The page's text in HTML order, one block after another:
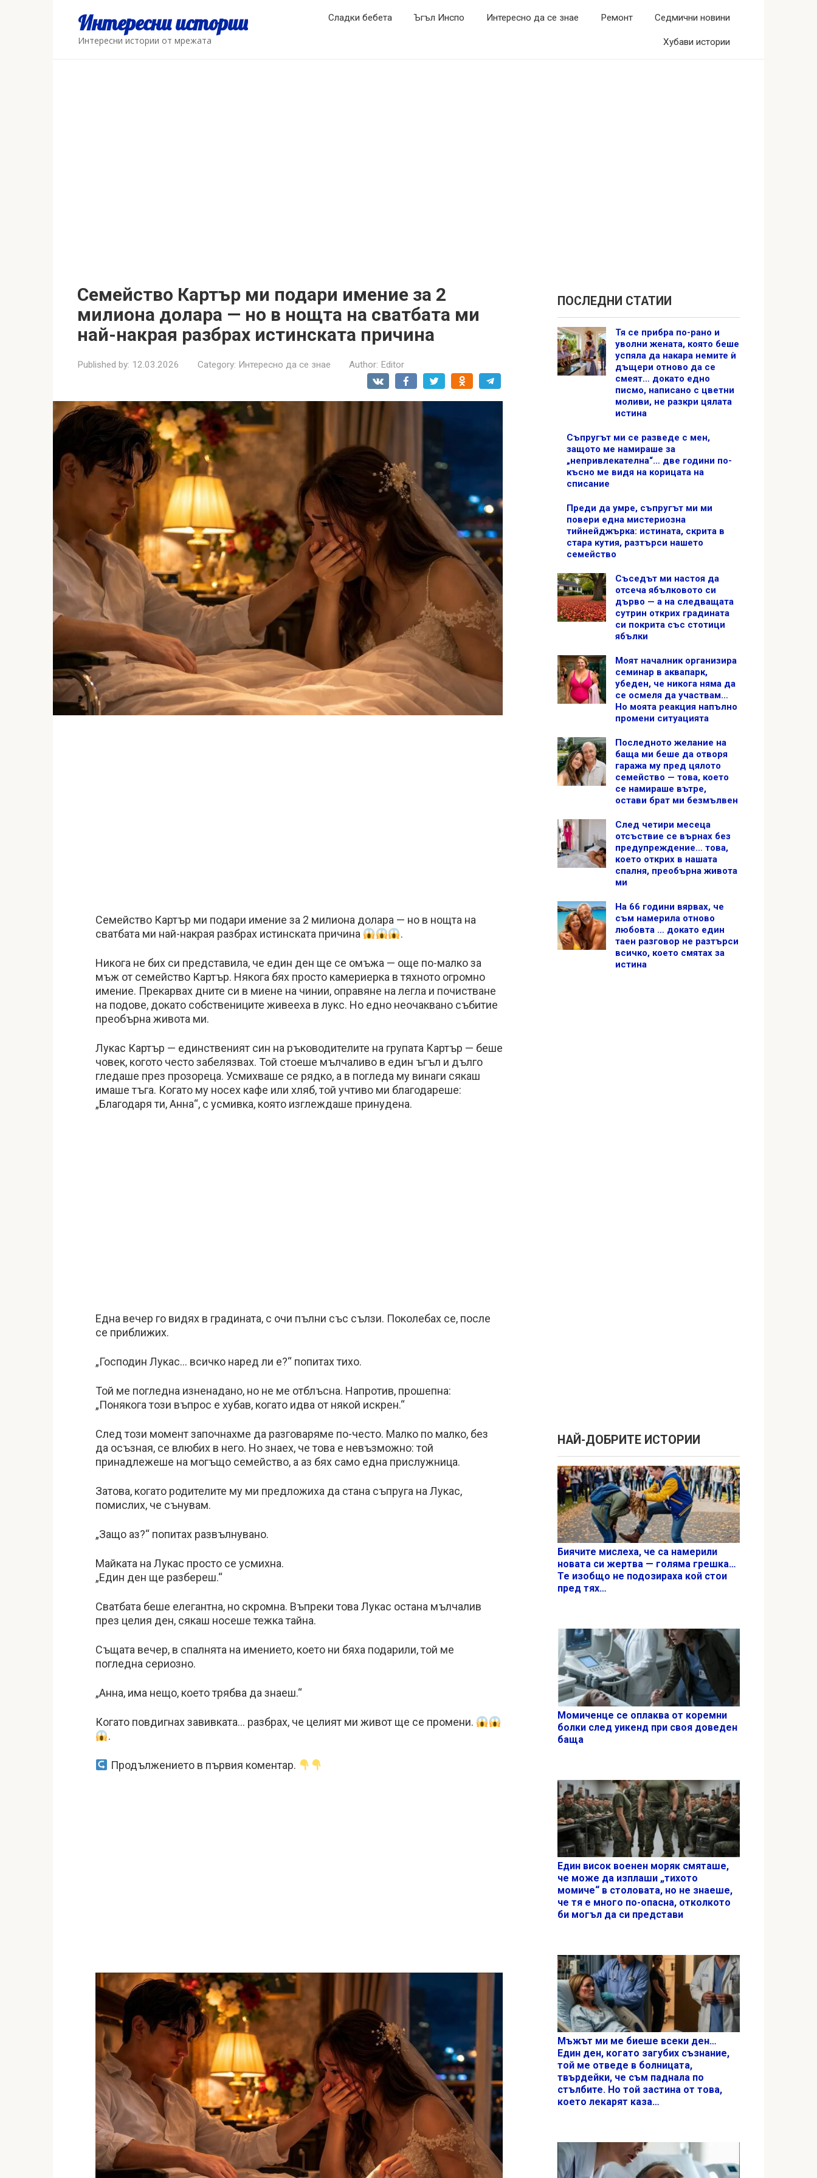
Интересни истории
Интересни истории от мрежата
Сладки бебета Ъгъл Инспо Интересно да се знае Ремонт Седмични новини
Хубави истории
Семейство Картър ми подари имение за 2
милиона долара — но в нощта на сватбата ми
най-накрая разбрах истинската причина
Published by: 12.03.2026 Category: Интересно да се знае Author: Editor
Семейство Картър ми подари имение за 2 милиона долара — но в нощта на
сватбата ми най-накрая разбрах истинската причина
.
Никога не бих си представила, че един ден ще се омъжа — още по-малко за
мъж от семейство Картър. Някога бях просто камериерка в тяхното огромно
имение. Прекарвах дните си в миене на чинии, оправяне на легла и почистване
на подове, докато собствениците живееха в лукс. Но едно неочаквано събитие
преобърна живота ми.
Лукас Картър — единственият син на ръководителите на групата Картър — беше
човек, когото често забелязвах. Той стоеше мълчаливо в един ъгъл и дълго
гледаше през прозореца. Усмихваше се рядко, а в погледа му винаги сякаш
имаше тъга. Когато му носех кафе или хляб, той учтиво ми благодареше:
„Благодаря ти, Анна“, с усмивка, която изглеждаше принудена.
Една вечер го видях в градината, с очи пълни със сълзи. Поколебах се, после
се приближих.
„Господин Лукас… всичко наред ли е?“ попитах тихо.
Той ме погледна изненадано, но не ме отблъсна. Напротив, прошепна:
„Понякога този въпрос е хубав, когато идва от някой искрен.“
След този момент започнахме да разговаряме по-често. Малко по малко, без
да осъзная, се влюбих в него. Но знаех, че това е невъзможно: той
принадлежеше на могъщо семейство, а аз бях само една прислужница.
Затова, когато родителите му ми предложиха да стана съпруга на Лукас,
помислих, че сънувам.
„Защо аз?“ попитах развълнувано.
Майката на Лукас просто се усмихна.
„Един ден ще разбереш.“
Сватбата беше елегантна, но скромна. Въпреки това Лукас остана мълчалив
през целия ден, сякаш носеше тежка тайна.
Същата вечер, в спалнята на имението, което ни бяха подарили, той ме
погледна сериозно.
„Анна, има нещо, което трябва да знаеш.“
Когато повдигнах завивката… разбрах, че целият ми живот ще се промени.
.
Продължението в първия коментар.
ПОСЛЕДНИ СТАТИИ
Тя се прибра по-рано и
уволни жената, която беше
успяла да накара немите ѝ
дъщери отново да се
смеят… докато едно
писмо, написано с цветни
моливи, не разкри цялата
истина
Съпругът ми се разведе с мен,
защото ме намираше за
„непривлекателна“… две години по-
късно ме видя на корицата на
списание
Преди да умре, съпругът ми ми
повери една мистериозна
тийнейджърка: истината, скрита в
стара кутия, разтърси нашето
семейство
Съседът ми настоя да
отсеча ябълковото си
дърво — а на следващата
сутрин открих градината
си покрита със стотици
ябълки
Моят началник организира
семинар в аквапарк,
убеден, че никога няма да
се осмеля да участвам…
Но моята реакция напълно
промени ситуацията
Последното желание на
баща ми беше да отворя
гаража му пред цялото
семейство — това, което
се намираше вътре,
остави брат ми безмълвен
След четири месеца
отсъствие се върнах без
предупреждение… това,
което открих в нашата
спалня, преобърна живота
ми
На 66 години вярвах, че
съм намерила отново
любовта … докато един
таен разговор не разтърси
всичко, което смятах за
истина
НАЙ-ДОБРИТЕ ИСТОРИИ
Биячите мислеха, че са намерили
новата си жертва — голяма грешка…
Те изобщо не подозираха кой стои
пред тях…
Момиченце се оплаква от коремни
болки след уикенд при своя доведен
баща
Един висок военен моряк смяташе,
че може да изплаши „тихото
момиче“ в столовата, но не знаеше,
че тя е много по-опасна, отколкото
би могъл да си представи
Мъжът ми ме биеше всеки ден…
Един ден, когато загубих съзнание,
той ме отведе в болницата,
твърдейки, че съм паднала по
стълбите. Но той застина от това,
което лекарят каза…